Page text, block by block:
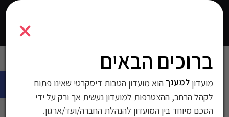
×
ברוכים הבאים
מועדוןלמענך הוא מועדון הטבות דיסקרטי שאינו פתוח
לקהל הרחב, ההצטרפות למועדון נעשית אך ורק על ידי
הסכם מיוחד בין המועדון להנהלת החברה/ועד/ארגון.
61000376
>קמפיניג וטיולים תיקים ומוצילות
תיק גב Herschel